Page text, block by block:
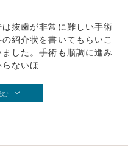
抜歯が非常に難しい手術
紹介状を書いてもらいこ
した。手術も順調に進み
ないほ...
む